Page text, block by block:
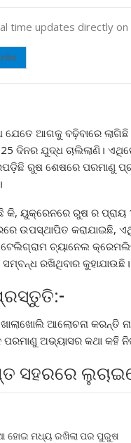
time updates directly
ଆଗକୁ ବଢ଼ିବାରେ ଲାଗିଛି
ଦିନର ଯୁଦ୍ଧ ଚାଲିଲାଣି।
ରୁଷ ଶେଷରେ
ୟୁକ୍ରେନରେ ରୁଷ ର ପ୍ରାୟ
ଉପସ୍ଥାପିତ କରାଯାଇଛି,
ଟେଲିଗ୍ରାମ ଚ୍ୟାନେଲ
ରଖିଥିବାର କୁହାଯାଉଛି।
ଆଲୋଚନା କରନ୍ତି
ଅଭ୍ୟାସର କଥା କହି
ସହରରେ
ହୋଇ ମଧ୍ୟ ରଖିଲା ପର ପୁରୁଷ